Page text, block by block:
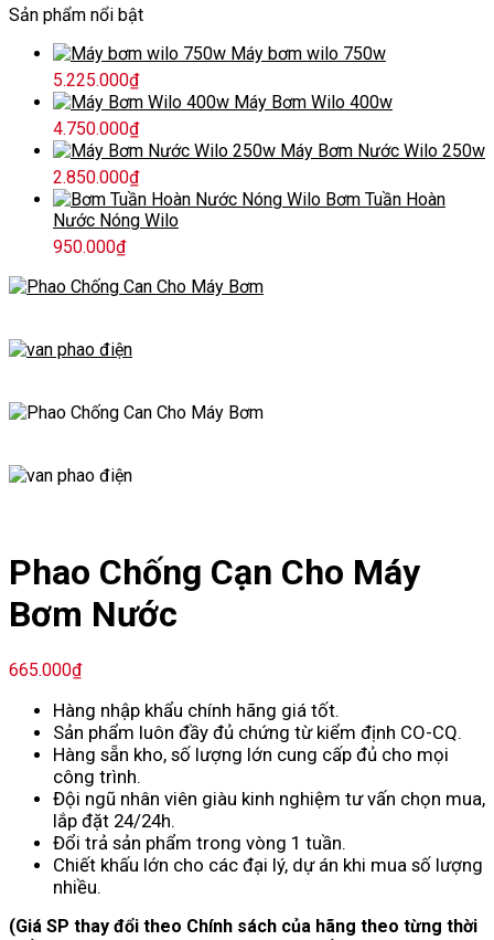
Sản phẩm nổi bật
Máy bơm wilo 750w
5.225.000₫
Máy Bơm Wilo 400w
4.750.000₫
Máy Bơm Nước Wilo 250w
2.850.000₫
Bơm Tuần Hoàn
Nước Nóng Wilo
950.000₫
Phao Chống Cạn Cho Máy
Bơm Nước
665.000₫
Hàng nhập khẩu chính hãng giá tốt.
Sản phẩm luôn đầy đủ chứng từ kiểm định CO-CQ.
Hàng sẵn kho, số lượng lớn cung cấp đủ cho mọi
công trình.
Đội ngũ nhân viên giàu kinh nghiệm tư vấn chọn mua,
lắp đặt 24/24h.
Đổi trả sản phẩm trong vòng 1 tuần.
Chiết khấu lớn cho các đại lý, dự án khi mua số lượng
nhiều.
(Giá SP thay đổi theo Chính sách của hãng theo từng thời